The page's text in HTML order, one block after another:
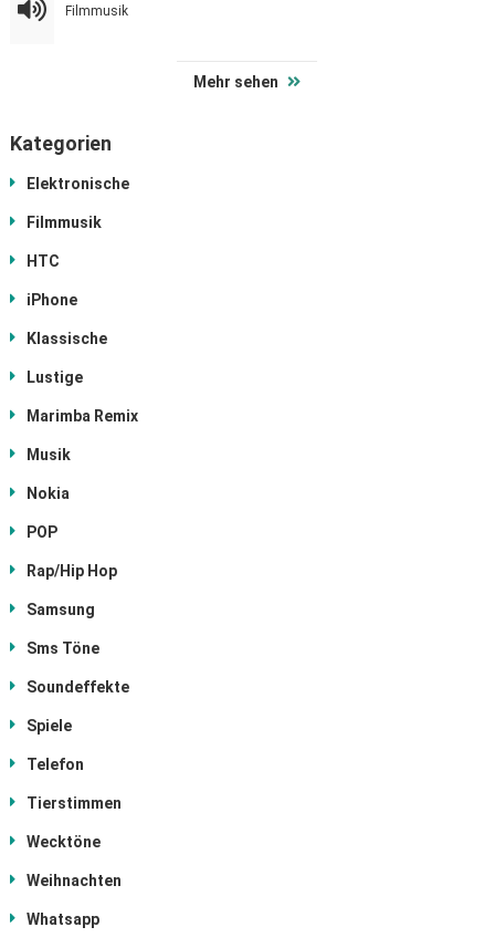
Filmmusik
Mehr sehen
Kategorien
Elektronische
Filmmusik
HTC
iPhone
Klassische
Lustige
Marimba Remix
Musik
Nokia
POP
Rap/Hip Hop
Samsung
Sms Töne
Soundeffekte
Spiele
Telefon
Tierstimmen
Wecktöne
Weihnachten
Whatsapp